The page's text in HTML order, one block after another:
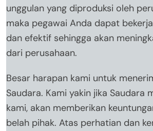
unggulan yang diproduksi oleh
maka pegawai Anda dapat
dan efektif sehingga akan
dari perusahaan.
Besar harapan kami untuk
Saudara. Kami yakin jika Saudara
kami, akan memberikan
belah pihak. Atas perhatian dan